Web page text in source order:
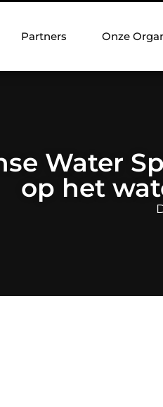
Partners Onze
Water
op het